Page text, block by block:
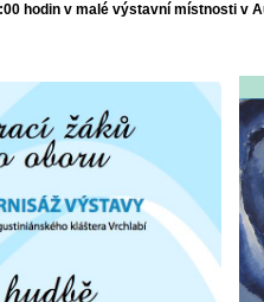
hodin v malé výstavní místnosti v